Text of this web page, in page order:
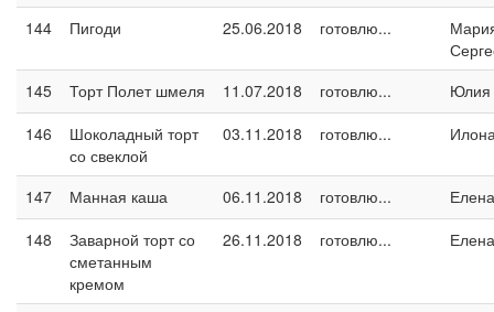
144 Пигоди 25.06.2018 готовлю...
145
Торт Полет шмеля 11.07.2018 готовлю...
Юлия
146
Шоколадный торт
со свеклой
03.11.2018 готовлю...
147 Манная каша 06.11.2018 готовлю...
148
Заварной торт со
сметанным
кремом
26.11.2018 готовлю...